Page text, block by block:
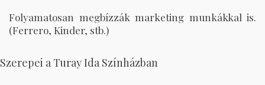
Folyamatosan megbízzák marketing munkákkal is.
(Ferrero, Kinder, stb.)
Szerepei a Turay Ida Színházban